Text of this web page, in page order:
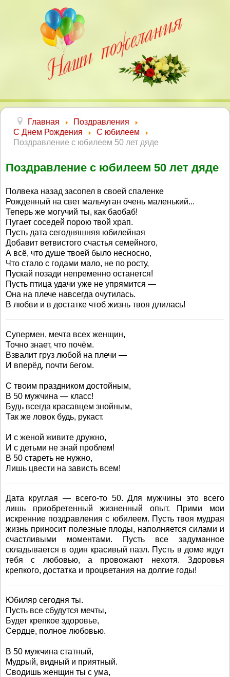
Главная
Поздравления
С Днем Рождения
С юбилеем
Поздравление с юбилеем 50 лет дяде
Поздравление с юбилеем 50 лет дяде
Полвека назад засопел в своей спаленке
Рожденный на свет мальчуган очень маленький...
Теперь же могучий ты, как баобаб!
Пугает соседей порою твой храп.
Пусть дата сегодняшняя юбилейная
Добавит ветвистого счастья семейного,
А всё, что душе твоей было несносно,
Что стало с годами мало, не по росту,
Пускай позади непременно останется!
Пусть птица удачи уже не упрямится —
Она на плече навсегда очутилась.
В любви и в достатке чтоб жизнь твоя длилась!
Супермен, мечта всех женщин,
Точно знает, что почём.
Взвалит груз любой на плечи —
И вперёд, почти бегом.
С твоим праздником достойным,
В 50 мужчина — класс!
Будь всегда красавцем знойным,
Так же ловок будь, рукаст.
И с женой живите дружно,
И с детьми не знай проблем!
В 50 стареть не нужно,
Лишь цвести на зависть всем!
Дата круглая — всего-то 50. Для мужчины это всего
лишь приобретенный жизненный опыт. Прими мои
искренние поздравления с юбилеем. Пусть твоя мудрая
жизнь приносит полезные плоды, наполняется силами и
счастливыми моментами. Пусть все задуманное
складывается в один красивый пазл. Пусть в доме ждут
тебя с любовью, а провожают нехотя. Здоровья
крепкого, достатка и процветания на долгие годы!
Юбиляр сегодня ты.
Пусть все сбудутся мечты,
Будет крепкое здоровье,
Сердце, полное любовью.
В 50 мужчина статный,
Мудрый, видный и приятный.
Сводишь женщин ты с ума,